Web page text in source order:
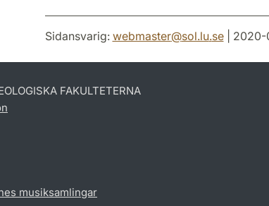
Sidansvarig: webmaster@sol.lu.se| 2020-
FAKULTETERNA
musiksamlingar